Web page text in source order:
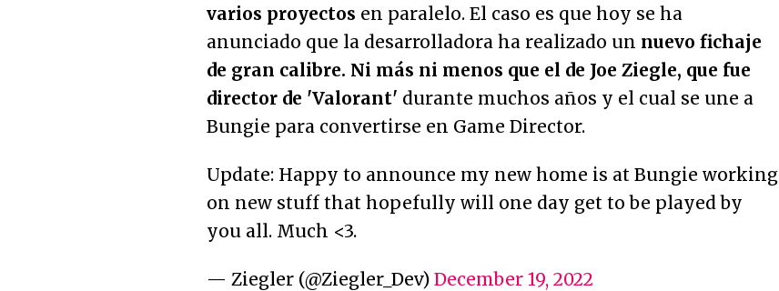
varios proyectos en paralelo. El caso es que hoy se ha
anunciado que la desarrolladora ha realizado un nuevo fichaje
de gran calibre. Ni más ni menos que el de Joe Ziegle, que fue
director de 'Valorant' durante muchos años y el cual se une a
Bungie para convertirse en Game Director.
Update: Happy to announce my new home is at Bungie working
on new stuff that hopefully will one day get to be played by
you all. Much <3.
— Ziegler (@Ziegler_Dev) December 19, 2022